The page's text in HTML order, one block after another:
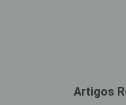
Artigos